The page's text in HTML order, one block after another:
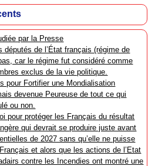
par la Presse
députés de l’État français (régime de
car le régime fut considéré comme
exclus de la vie politique.
pour Fortifier une Mondialisation
devenue Peureuse de tout ce qui
ou non.
pour protéger les Français du résultat
qui devrait se produire juste avant
de 2027 sans qu’elle ne puisse
et alors que les actions de l’Etat
contre les Incendies ont montré une